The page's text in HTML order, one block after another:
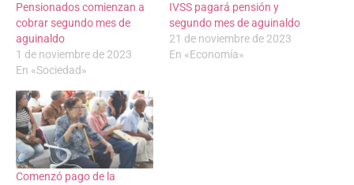
Pensionados comienzan a
cobrar segundo mes de
aguinaldo
1 de noviembre de 2023
En «Sociedad»
IVSS pagará pensión y
segundo mes de aguinaldo
21 de noviembre de 2023
En «Economía»
Comenzó pago de la